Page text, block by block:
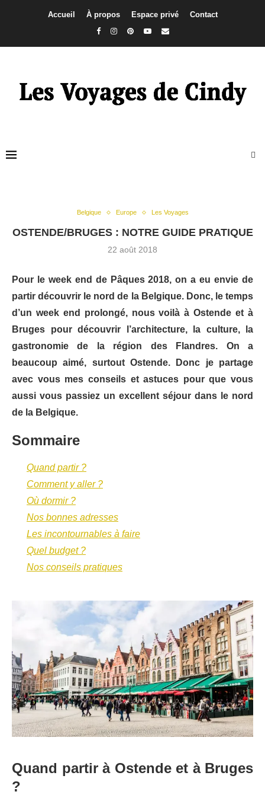
Accueil À propos Espace privé Contact
Belgique Europe Les Voyages
OSTENDE/BRUGES : NOTRE GUIDE PRATIQUE
22 août 2018
Pour le week end de Pâques 2018, on a eu envie de
partir découvrir le nord de la Belgique. Donc, le temps
d’un week end prolongé, nous voilà à Ostende et à
Bruges pour découvrir l’architecture, la culture, la
gastronomie de la région des Flandres. On a
beaucoup aimé, surtout Ostende. Donc je partage
avec vous mes conseils et astuces pour que vous
aussi vous passiez un excellent séjour dans le nord
de la Belgique.
Sommaire
Quand partir ?
Comment y aller ?
Où dormir ?
Nos bonnes adresses
Les incontournables à faire
Quel budget ?
Nos conseils pratiques
Quand partir à Ostende et à Bruges
?